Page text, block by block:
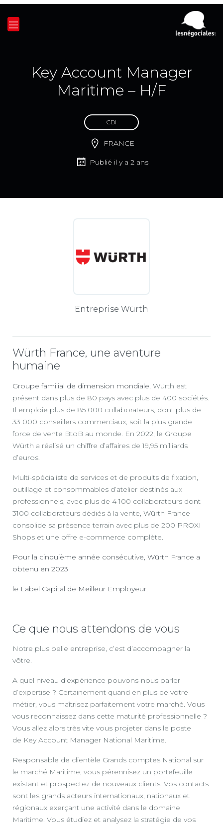
Key Account Manager
Maritime – H/F
CDI
FRANCE
Publié il y a 2 ans
Entreprise Würth
Würth France, une aventure
humaine
Groupe familial de dimension mondiale, Würth est
présent dans plus de 80 pays avec plus de 400 sociétés.
Il emploie plus de 85 000 collaborateurs, dont plus de
33 000 conseillers commerciaux, soit la plus grande
force de vente BtoB au monde. En 2022, le Groupe
Würth a réalisé un chiffre d’affaires de 19,95 milliards
d’euros.
Multi-spécialiste de services et de produits de fixation,
outillage et consommables d’atelier destinés aux
professionnels, avec plus de 4 100 collaborateurs dont
3100 collaborateurs dédiés à la vente, Würth France
consolide sa présence terrain avec plus de 200 PROXI
Shops et une offre e-commerce complète.
Pour la cinquième année consécutive, Würth France a
obtenu en 2023
le Label Capital de Meilleur Employeur.
Ce que nous attendons de vous
Notre plus belle entreprise, c’est d’accompagner la
vôtre.
A quel niveau d’expérience pouvons-nous parler
d’expertise ? Certainement quand en plus de votre
métier, vous maîtrisez parfaitement votre marché. Vous
vous reconnaissez dans cette maturité professionnelle ?
Vous allez alors très vite vous projeter dans le poste
de Key Account Manager National Maritime.
Responsable de clientèle Grands comptes National sur
le marché Maritime, vous pérennisez un portefeuille
existant et prospectez de nouveaux clients. Vos contacts
sont les grands acteurs internationaux, nationaux et
régionaux exerçant une activité dans le domaine
Maritime. Vous étudiez et analysez la stratégie de vos